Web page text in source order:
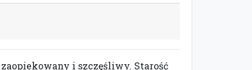
i szczęśliwy. Starość